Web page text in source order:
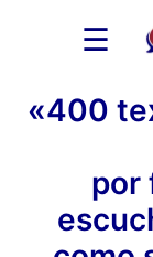
☰
«400
por